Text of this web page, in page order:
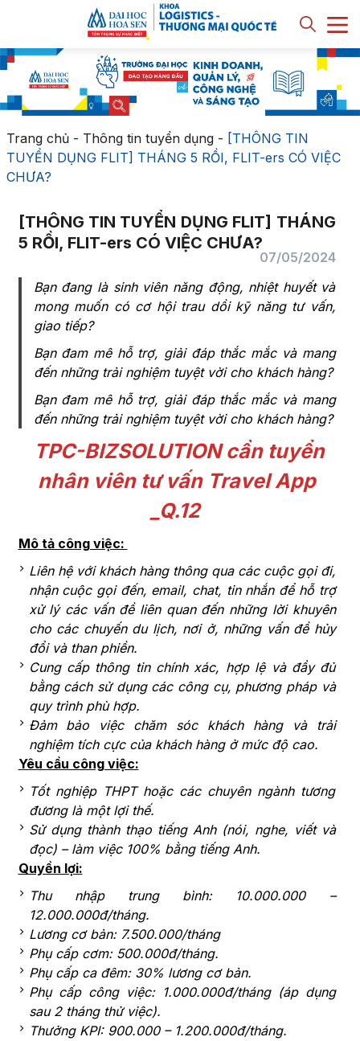
Trang chủ- Thông tin tuyển dụng- [THÔNG TIN
TUYỂN DỤNG FLIT] THÁNG 5 RỒI, FLIT-ers CÓ VIỆC
CHƯA?
[THÔNG TIN TUYỂN DỤNG FLIT] THÁNG
5 RỒI, FLIT-ers CÓ VIỆC CHƯA?
07/05/2024
Bạn đang là sinh viên năng động, nhiệt huyết và
mong muốn có cơ hội trau dồi kỹ năng tư vấn,
giao tiếp?
Bạn đam mê hỗ trợ, giải đáp thắc mắc và mang
đến những trải nghiệm tuyệt vời cho khách hàng?
Bạn đam mê hỗ trợ, giải đáp thắc mắc và mang
đến những trải nghiệm tuyệt vời cho khách hàng?
TPC-BIZSOLUTION cần tuyển
nhân viên tư vấn Travel App
_Q.12
Mô tả công việc:
Liên hệ với khách hàng thông qua các cuộc gọi đi,
nhận cuộc gọi đến, email, chat, tin nhắn để hỗ trợ
xử lý các vấn đề liên quan đến những lời khuyên
cho các chuyến du lịch, nơi ở, những vấn đề hủy
đổi và than phiền.
Cung cấp thông tin chính xác, hợp lệ và đầy đủ
bằng cách sử dụng các công cụ, phương pháp và
quy trình phù hợp.
Đảm bảo việc chăm sóc khách hàng và trải
nghiệm tích cực của khách hàng ở mức độ cao.
Yêu cầu công việc:
Tốt nghiệp THPT hoặc các chuyên ngành tương
đương là một lợi thế.
Sử dụng thành thạo tiếng Anh (nói, nghe, viết và
đọc) – làm việc 100% bằng tiếng Anh.
Quyền lợi:
Thu nhập trung bình: 10.000.000 –
12.000.000đ/tháng.
Lương cơ bản: 7.500.000/tháng
Phụ cấp cơm: 500.000đ/tháng.
Phụ cấp ca đêm: 30% lương cơ bản.
Phụ cấp công việc: 1.000.000đ/tháng (áp dụng
sau 2 tháng thử việc).
Thưởng KPI: 900.000 – 1.200.000đ/tháng.